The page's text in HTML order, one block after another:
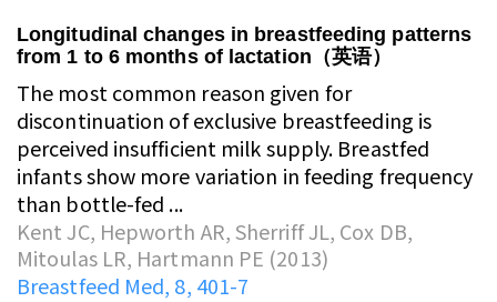
Longitudinal changes in breastfeeding patterns
from 1 to 6 months of lactation（英语）
The most common reason given for
discontinuation of exclusive breastfeeding is
perceived insufficient milk supply. Breastfed
infants show more variation in feeding frequency
than bottle-fed ...
Kent JC, Hepworth AR, Sherriff JL, Cox DB,
Mitoulas LR, Hartmann PE (2013)
Breastfeed Med, 8, 401-7